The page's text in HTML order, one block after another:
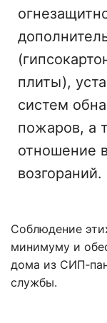
плиты),
систем
пожаров, а
отношение
возгораний.
Соблюдение
минимуму и
дома из
службы.